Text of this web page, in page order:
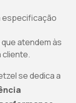
especificação
atendem às
cliente.
se dedica a